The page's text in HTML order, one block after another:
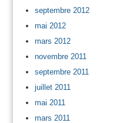
septembre 2012
mai 2012
mars 2012
novembre 2011
septembre 2011
juillet 2011
mai 2011
mars 2011